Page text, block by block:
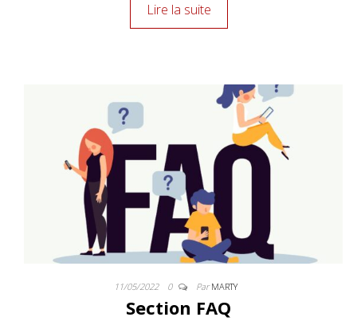
Lire la suite
11/05/2022 0 ParMARTY
Section FAQ